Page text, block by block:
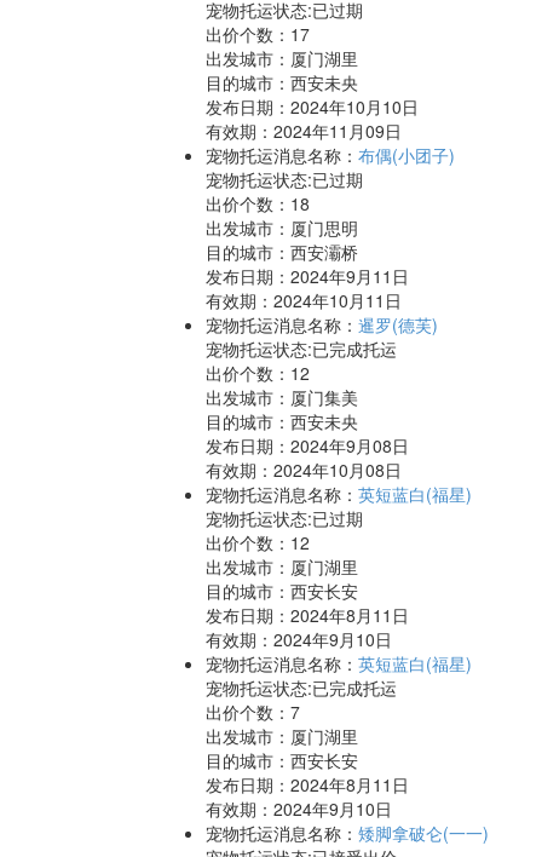
宠物托运状态:已过期
出价个数： 17
出发城市：厦门湖里
目的城市：西安未央
发布日期：2024年10月10日
有效期：2024年11月09日
宠物托运消息名称： 布偶(小团子)
宠物托运状态:已过期
出价个数： 18
出发城市：厦门思明
目的城市：西安灞桥
发布日期：2024年9月11日
有效期：2024年10月11日
宠物托运消息名称： 暹罗(德芙)
宠物托运状态:已完成托运
出价个数： 12
出发城市：厦门集美
目的城市：西安未央
发布日期：2024年9月08日
有效期：2024年10月08日
宠物托运消息名称： 英短蓝白(福星)
宠物托运状态:已过期
出价个数： 12
出发城市：厦门湖里
目的城市：西安长安
发布日期：2024年8月11日
有效期：2024年9月10日
宠物托运消息名称： 英短蓝白(福星)
宠物托运状态:已完成托运
出价个数： 7
出发城市：厦门湖里
目的城市：西安长安
发布日期：2024年8月11日
有效期：2024年9月10日
宠物托运消息名称： 矮脚拿破仑(一一)